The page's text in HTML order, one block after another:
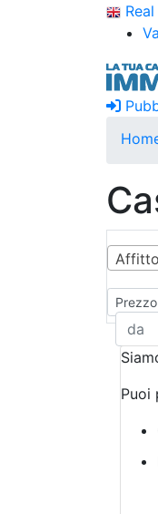
Affitto
Prezzo
Puoi